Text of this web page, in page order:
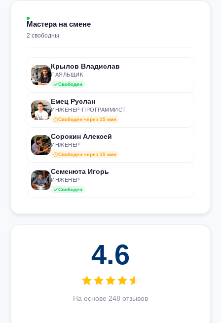
Мастера на смене
2 свободны
Крылов Владислав
ПАЯЛЬЩИК
Свободен
Емец Руслан
ИНЖЕНЕР-ПРОГРАММИСТ
Свободен через 15 мин
Сорокин Алексей
ИНЖЕНЕР
Свободен через 15 мин
Семенюта Игорь
ИНЖЕНЕР
Свободен
4.6
На основе 248 отзывов